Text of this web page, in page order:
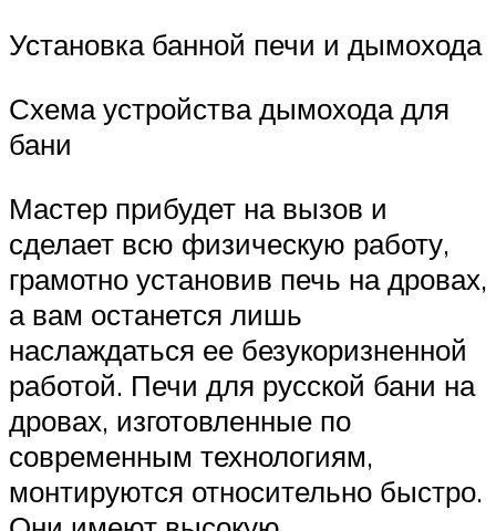
Установка банной печи и дымохода
Схема устройства дымохода для
бани
Мастер прибудет на вызов и
сделает всю физическую работу,
грамотно установив печь на дровах,
а вам останется лишь
наслаждаться ее безукоризненной
работой. Печи для русской бани на
дровах, изготовленные по
современным технологиям,
монтируются относительно быстро.